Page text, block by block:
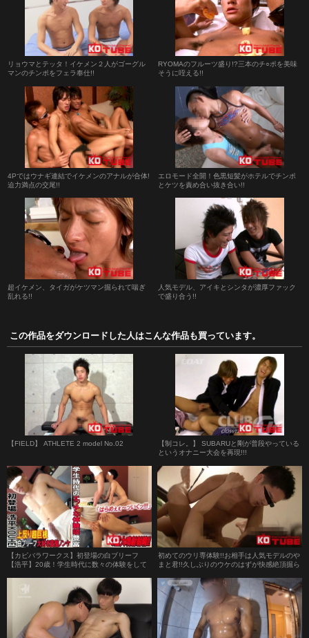
リョウマとテッタ！イケメン２人がゴーグル
マンのチンポをフェラ奉仕!!
RYOMAのフルーツ盛り!?三本のチ○ポを美味
そうに咥える!!
4Pではウナギ連結でイケメンのアナルが合体!
迫力満点の交尾!!
エロモード全開！色黒短髪がホテルでチンポ
とケツを責め合い抜き合い!!
超イケメン、タイガがケツマン掘られて喘ぎ
乱れる!!
人気モデル、アイキとシンタが濃厚ファック
で盛り合う!!
この作品をダウンロードした人はこんな作品も買っています。
【FIELD】 ATHLETE 2 model No.02
【制コレ。】 SUBARUと剛が普段やっている
というオナニー大会を再現!!!
【カピバラワークス】初登場の白ブリーフ
【浩平】20歳！学生時代に数々の体験をして
起！フィニッシュは「はらめぇ～いく
ッ！！」で濃厚噴射！！
初めてのウリ専体験!!お相手は人気モデルのや
まと君!!久しぶりのウケのはずが快感絶頂掘ら